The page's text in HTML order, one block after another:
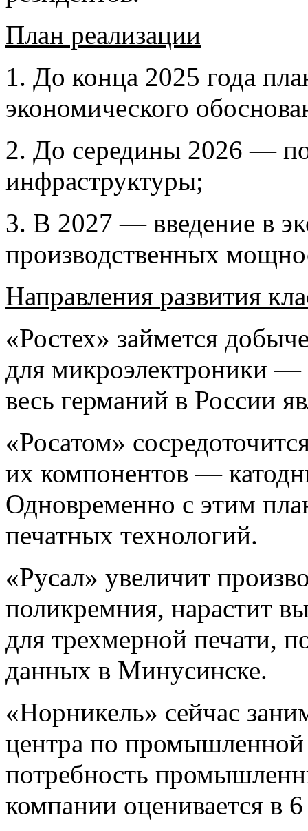
План реализации
1. До конца 2025 года
экономического
2. До середины 2026 —
инфраструктуры;
3. В 2027 — введение в
производственных
Направления развития
«Ростех» займется
для микроэлектроники
весь германий в России
«Росатом»
их компонентов —
Одновременно с этим
печатных технологий.
«Русал» увеличит
поликремния, нарастит
для трехмерной печати,
данных в Минусинске.
«Норникель» сейчас
центра по
потребность
компании оценивается в